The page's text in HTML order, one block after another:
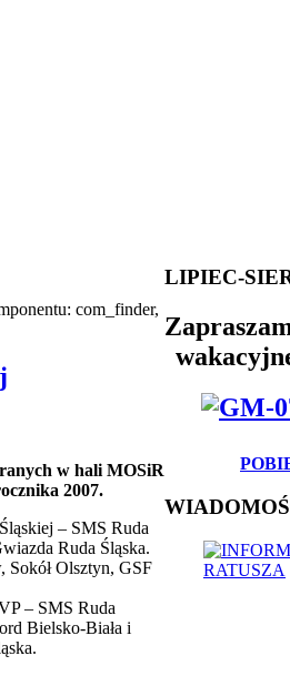
com_finder,
w hali MOSiR
2007.
– SMS Ruda
Ruda Śląska.
Sokół Olsztyn, GSF
– SMS Ruda
Bielsko-Biała i
LIPIEC-